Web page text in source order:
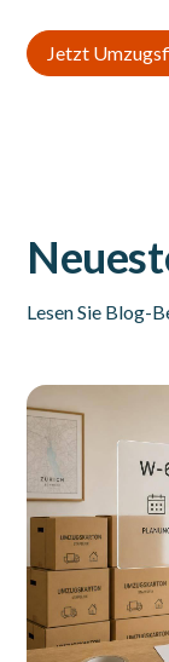
Jetzt
Lesen Sie Blog-